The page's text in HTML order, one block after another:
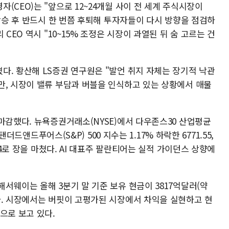
(CEO)는 "앞으로 12~24개월 사이 전 세계 주식시장이
후 반드시 한 번쯤 후퇴해 투자자들이 다시 방향을 점검하
역시 "10~15% 조정은 시장이 과열된 뒤 숨 고르는 건
. 황산해 LS증권 연구원은 "발언 취지 자체는 장기적 낙관
시장이 밸류 부담과 버블을 인식하고 있는 상황에서 매물
했다. 뉴욕증권거래소(NYSE)에서 다우존스30 산업평균
더드앤드푸어스(S&P) 500 지수는 1.17% 하락한 6771.55,
장을 마쳤다. AI 대표주 팔란티어는 실적 가이던스 상향에
웨이는 올해 3분기 말 기준 보유 현금이 3817억달러(약
장에서는 버핏이 고평가된 시장에서 차익을 실현하고 현
로 보고 있다.